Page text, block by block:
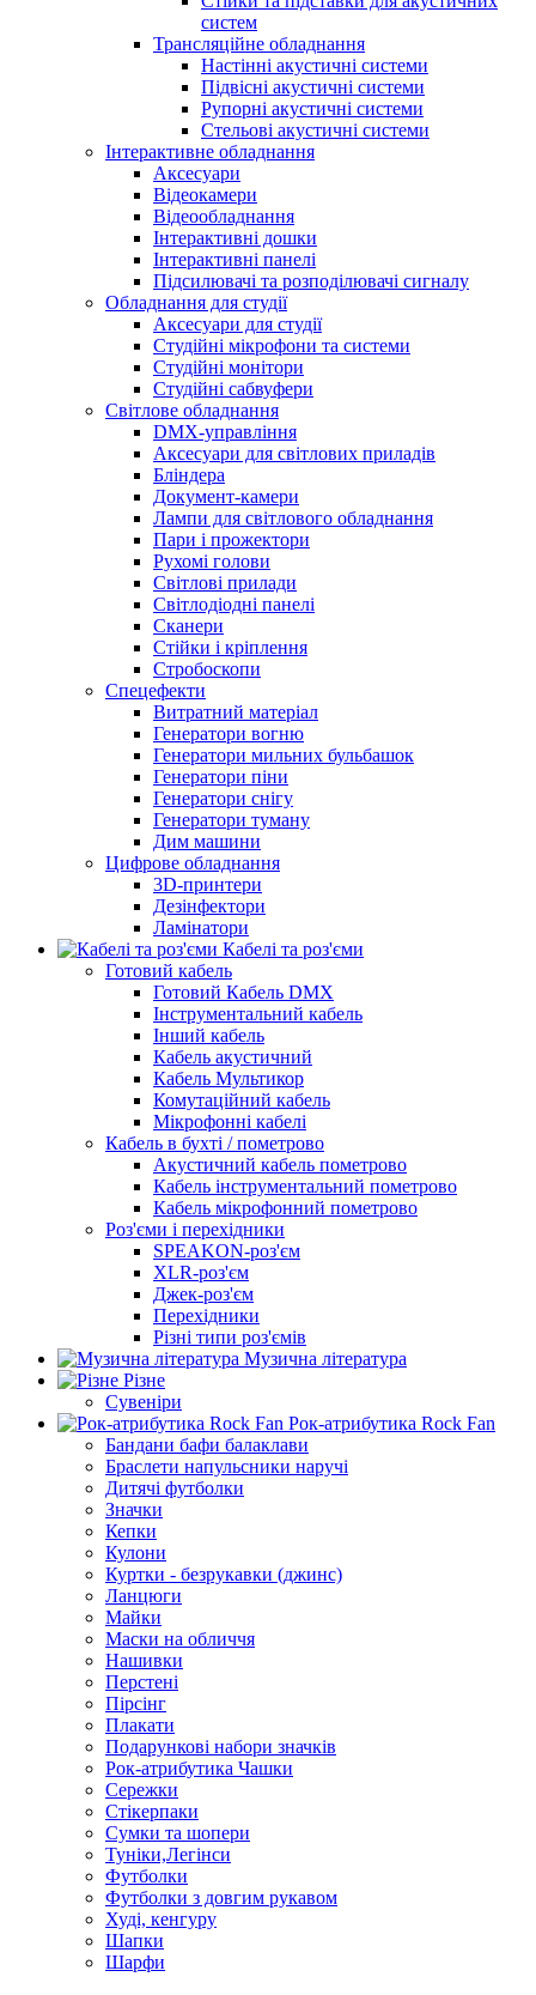
систем
Трансляційне обладнання
Настінні акустичні системи
Підвісні акустичні системи
Рупорні акустичні системи
Стельові акустичні системи
Інтерактивне обладнання
Аксесуари
Відеокамери
Відеообладнання
Інтерактивні дошки
Інтерактивні панелі
Підсилювачі та розподілювачі сигналу
Обладнання для студії
Аксесуари для студії
Студійні мікрофони та системи
Студійні монітори
Студійні сабвуфери
Світлове обладнання
DMX-управління
Аксесуари для світлових приладів
Бліндера
Документ-камери
Лампи для світлового обладнання
Пари і прожектори
Рухомі голови
Світлові прилади
Світлодіодні панелі
Сканери
Стійки і кріплення
Стробоскопи
Спецефекти
Витратний матеріал
Генератори вогню
Генератори мильних бульбашок
Генератори піни
Генератори снігу
Генератори туману
Дим машини
Цифрове обладнання
3D-принтери
Дезінфектори
Ламінатори
Кабелі та роз'єми
Готовий кабель
Готовий Кабель DMX
Інструментальний кабель
Інший кабель
Кабель акустичний
Кабель Мультикор
Комутаційний кабель
Мікрофонні кабелі
Кабель в бухті / пометрово
Акустичний кабель пометрово
Кабель інструментальний пометрово
Кабель мікрофонний пометрово
Роз'єми і перехідники
SPEAKON-роз'єм
XLR-роз'єм
Джек-роз'єм
Перехідники
Різні типи роз'ємів
Музична література
Різне
Сувеніри
Рок-атрибутика Rock Fan
Бандани бафи балаклави
Браслети напульсники наручі
Дитячі футболки
Значки
Кепки
Кулони
Куртки - безрукавки (джинс)
Ланцюги
Майки
Маски на обличчя
Нашивки
Перстені
Пірсінг
Плакати
Подарункові набори значків
Рок-атрибутика Чашки
Сережки
Стікерпаки
Сумки та шопери
Туніки,Легінси
Футболки
Футболки з довгим рукавом
Худі, кенгуру
Шапки
Шарфи